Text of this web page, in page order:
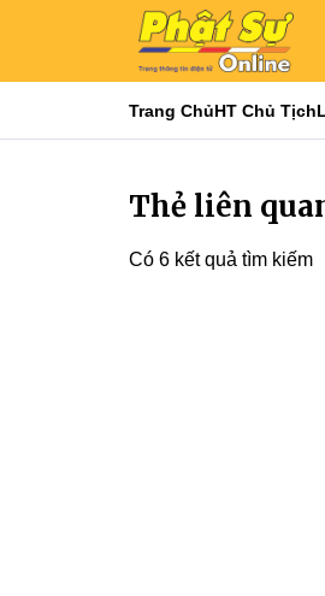
Trang ChủHT Chủ Tịch
Thẻ liên
Có 6 kết quả tìm kiếm